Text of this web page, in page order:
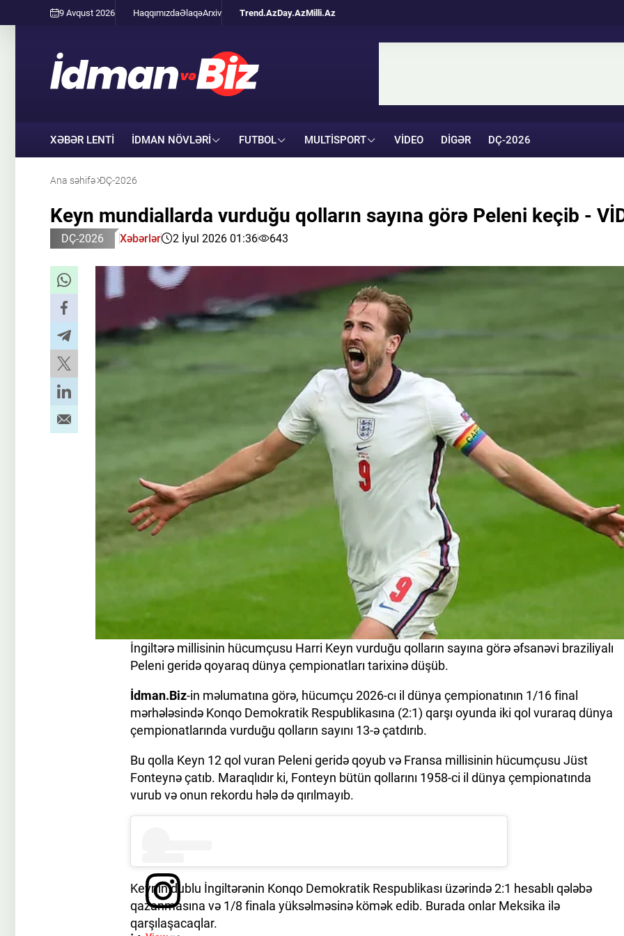
9 Avqust 2026 HaqqımızdaƏlaqəArxiv Trend.AzDay.AzMilli.Az
XƏBƏR LENTİ İDMAN NÖVLƏRI FUTBOL MULTISPORT VIDEO DIGƏR DÇ-2026
Ana səhifə DÇ-2026
Keyn mundiallarda vurduğu qolların sayına görə Peleni keçib -
DÇ-2026 Xəbərlər 2 İyul 2026 01:36 643
İngiltərə millisinin hücumçusu Harri Keyn vurduğu qolların sayına görə əfsanəvi braziliyalı
Peleni geridə qoyaraq dünya çempionatları tarixinə düşüb.
İdman.Biz-in məlumatına görə, hücumçu 2026-cı il dünya çempionatının 1/16 final
mərhələsində Konqo Demokratik Respublikasına (2:1) qarşı oyunda iki qol vuraraq dünya
çempionatlarında vurduğu qolların sayını 13-ə çatdırıb.
Bu qolla Keyn 12 qol vuran Peleni geridə qoyub və Fransa millisinin hücumçusu Jüst
Fonteynə çatıb. Maraqlıdır ki, Fonteyn bütün qollarını 1958-ci il dünya çempionatında
vurub və onun rekordu hələ də qırılmayıb.
Keynin dublu İngiltərənin Konqo Demokratik Respublikası üzərində 2:1 hesablı qələbə
qazanmasına və 1/8 finala yüksəlməsinə kömək edib. Burada onlar Meksika ilə
qarşılaşacaqlar.